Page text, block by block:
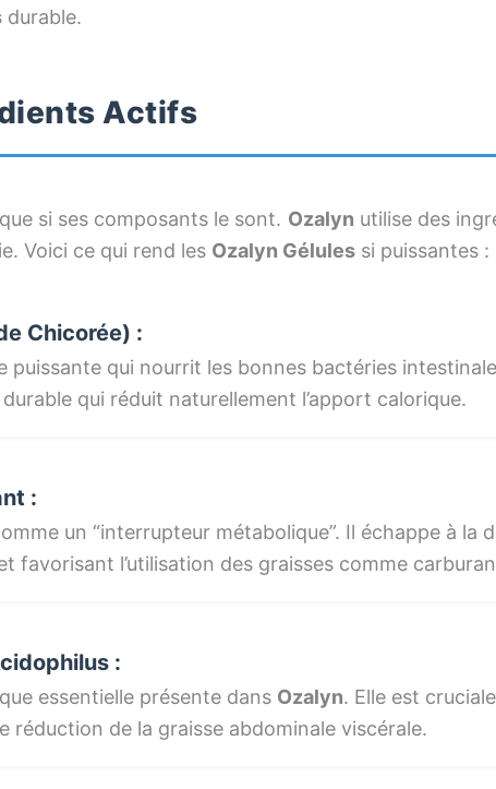
durable.
Actifs
si ses composants le sont. Ozalyn utilise des
Voici ce qui rend les Ozalyn Gélules si puissantes :
Chicorée) :
puissante qui nourrit les bonnes bactéries
qui réduit naturellement l’apport calorique.
:
un “interrupteur métabolique”. Il échappe à la
favorisant l’utilisation des graisses comme
:
essentielle présente dans Ozalyn. Elle est
réduction de la graisse abdominale viscérale.